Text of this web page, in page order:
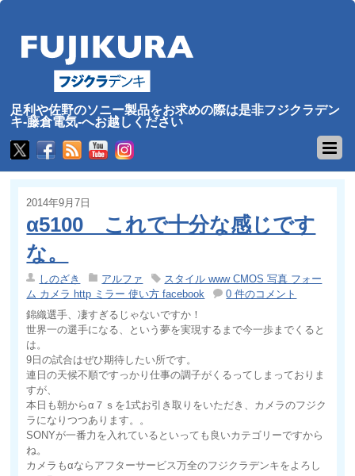
足利や佐野のソニー製品をお求めの際は是非フジクラデン
キ-藤倉電気-へお越しください
2014年9月7日
α5100 これで十分な感じです
な。
しのざき アルファ
スタイル www CMOS 写真 フォー
ム カメラ http ミラー 使い方 facebook
0 件のコメント
錦織選手、凄すぎるじゃないですか！
世界一の選手になる、という夢を実現するまで今一歩までくると
は。
9日の試合はぜひ期待したい所です。
連日の天候不順ですっかり仕事の調子がくるってしまっておりま
すが、
本日も朝からα７ｓを1式お引き取りをいただき、カメラのフジク
ラになりつつあります。。
SONYが一番力を入れているといっても良いカテゴリーですから
ね。
カメラもαならアフターサービス万全のフジクラデンキをよろし